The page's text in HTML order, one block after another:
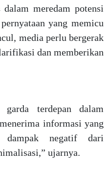
meredam potensi
yang memicu
media perlu bergerak
dan memberikan
terdepan dalam
informasi yang
dampak negatif dari
ujarnya.